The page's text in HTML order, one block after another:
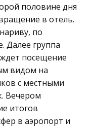
половине дня
в отель.
по
Далее группа
посещение
видом на
с местными
Вечером
итогов
в аэропорт и